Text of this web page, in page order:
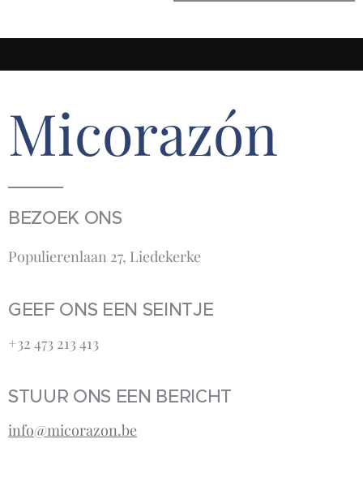
Micorazón
BEZOEK ONS
Populierenlaan 27, Liedekerke
GEEF ONS EEN SEINTJE
+32 473 213 413‬
STUUR ONS EEN BERICHT
info@micorazon.be